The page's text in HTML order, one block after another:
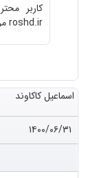
کاربر
roshd.ir مراجعه فرمایید.
اسماعیل کاکاوند
۱۴۰۰/۰۶/۳۱